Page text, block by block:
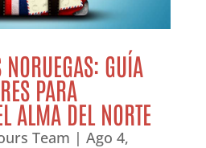
GUÍA
PARA
ALMA DEL NORTE
Team | Ago 4,